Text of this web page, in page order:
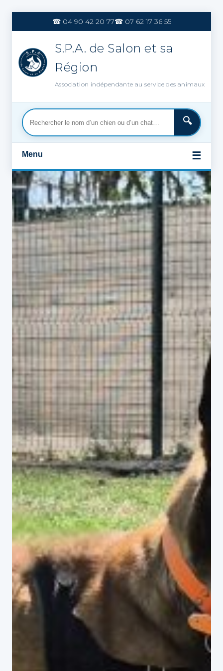
contenu
☎ 04 90 42 20 77☎ 07 62 17 36 55
S.P.A. de Salon et sa
Région
Association indépendante au service des animaux
Menu ☰